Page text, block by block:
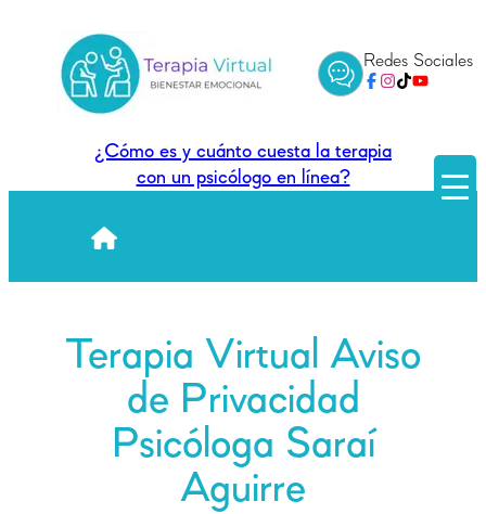
contenido
Redes Sociales
¿Cómo es y cuánto cuesta la terapia
con un psicólogo en línea?
Terapia Virtual Aviso
de Privacidad
Psicóloga Saraí
Aguirre